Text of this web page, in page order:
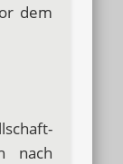
dem
nach